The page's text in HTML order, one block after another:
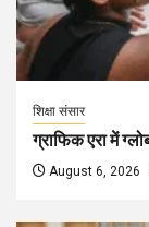
शिक्षा संसार
ग्राफिक एरा में
August 6, 2026